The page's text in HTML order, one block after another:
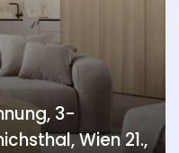
3-
Wien 21.,